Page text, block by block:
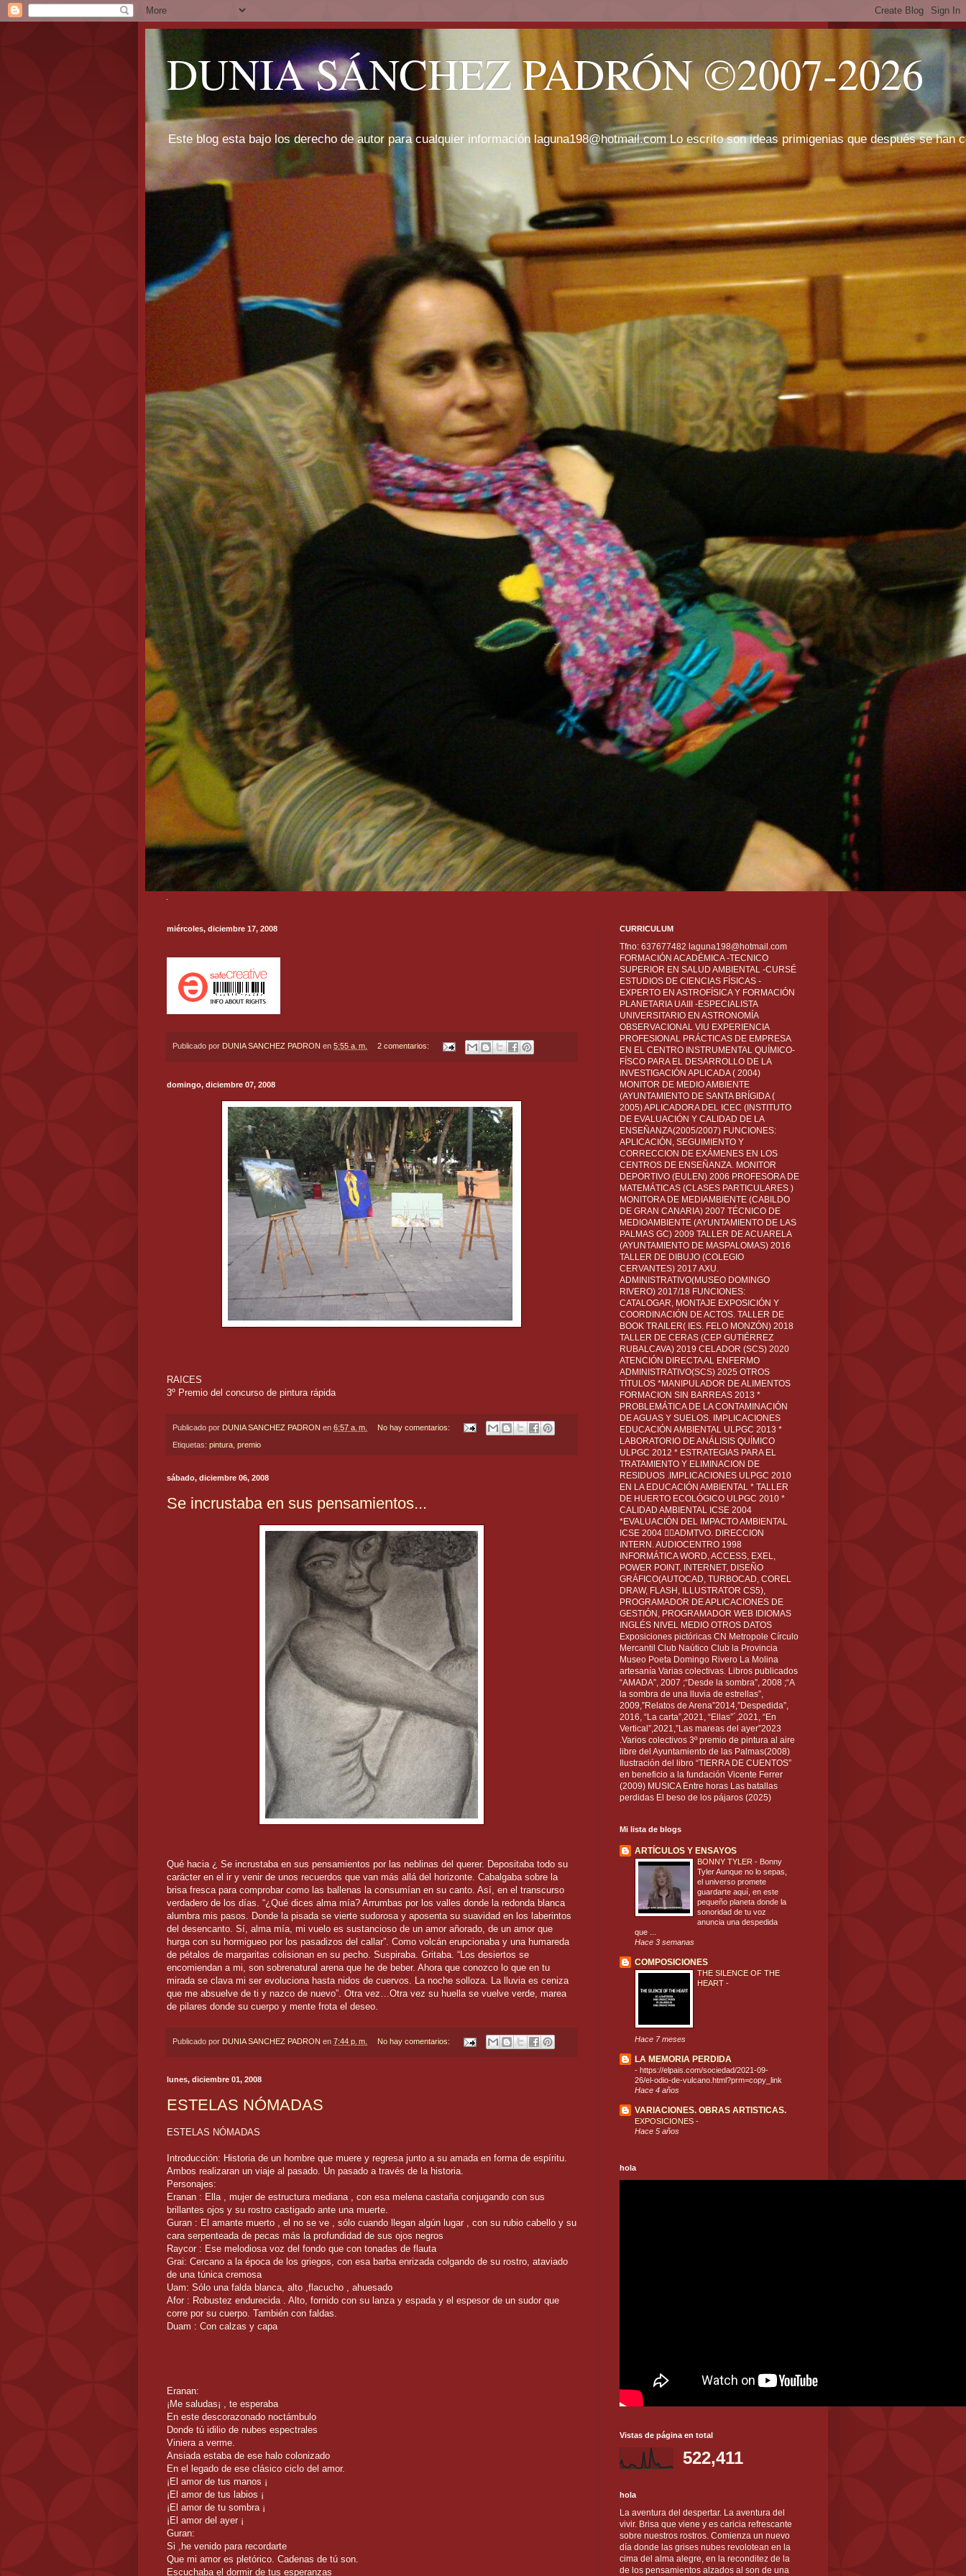
DUNIA SÁNCHEZ PADRÓN ©2007-2026
Este blog esta bajo los derecho de autor para cualquier información laguna198@hotmail.com Lo escrito son ideas primigenias que después se han
miércoles, diciembre 17, 2008
Publicado por DUNIA SANCHEZ PADRON en 5:55 a. m. 2 comentarios:
domingo, diciembre 07, 2008
RAICES
3º Premio del concurso de pintura rápida
Publicado por DUNIA SANCHEZ PADRON en 6:57 a. m. No hay comentarios:
Etiquetas: pintura premio
sábado, diciembre 06, 2008
Se incrustaba en sus pensamientos...
Qué hacia ¿ Se incrustaba en sus pensamientos por las neblinas del querer. Depositaba todo su
carácter en el ir y venir de unos recuerdos que van más allá del horizonte. Cabalgaba sobre la
brisa fresca para comprobar como las ballenas la consumían en su canto. Así, en el transcurso
verdadero de los días. “¿Qué dices alma mía? Arrumbas por los valles donde la redonda blanca
alumbra mis pasos. Donde la pisada se vierte sudorosa y aposenta su suavidad en los laberintos
del desencanto. Sí, alma mía, mi vuelo es sustancioso de un amor añorado, de un amor que
hurga con su hormigueo por los pasadizos del callar”. Como volcán erupcionaba y una humareda
de pétalos de margaritas colisionan en su pecho. Suspiraba. Gritaba. “Los desiertos se
encomiendan a mi, son sobrenatural arena que he de beber. Ahora que conozco lo que en tu
mirada se clava mi ser evoluciona hasta nidos de cuervos. La noche solloza. La lluvia es ceniza
que me absuelve de ti y nazco de nuevo”. Otra vez…Otra vez su huella se vuelve verde, marea
de pilares donde su cuerpo y mente frota el deseo.
Publicado por DUNIA SANCHEZ PADRON en 7:44 p. m. No hay comentarios:
lunes, diciembre 01, 2008
ESTELAS NÓMADAS
ESTELAS NÓMADAS
Introducción: Historia de un hombre que muere y regresa junto a su amada en forma de espíritu.
Ambos realizaran un viaje al pasado. Un pasado a través de la historia.
Personajes:
Eranan : Ella , mujer de estructura mediana , con esa melena castaña conjugando con sus
brillantes ojos y su rostro castigado ante una muerte.
Guran : El amante muerto , el no se ve , sólo cuando llegan algún lugar , con su rubio cabello y su
cara serpenteada de pecas más la profundidad de sus ojos negros
Raycor : Ese melodiosa voz del fondo que con tonadas de flauta
Grai: Cercano a la época de los griegos, con esa barba enrizada colgando de su rostro, ataviado
de una túnica cremosa
Uam: Sólo una falda blanca, alto ,flacucho , ahuesado
Afor : Robustez endurecida . Alto, fornido con su lanza y espada y el espesor de un sudor que
corre por su cuerpo. También con faldas.
Duam : Con calzas y capa
Eranan:
¡Me saludas¡ , te esperaba
En este descorazonado noctámbulo
Donde tú idilio de nubes espectrales
Viniera a verme.
Ansiada estaba de ese halo colonizado
En el legado de ese clásico ciclo del amor.
¡El amor de tus manos ¡
¡El amor de tus labios ¡
¡El amor de tu sombra ¡
¡El amor del ayer ¡
Guran:
Si ,he venido para recordarte
Que mi amor es pletórico. Cadenas de tú son.
Escuchaba el dormir de tus esperanzas
CURRICULUM
Tfno: 637677482 laguna198@hotmail.com
FORMACIÓN ACADÉMICA -TECNICO
SUPERIOR EN SALUD AMBIENTAL -CURSÉ
ESTUDIOS DE CIENCIAS FÍSICAS -
EXPERTO EN ASTROFÍSICA Y FORMACIÓN
PLANETARIA UAIII -ESPECIALISTA
UNIVERSITARIO EN ASTRONOMÍA
OBSERVACIONAL VIU EXPERIENCIA
PROFESIONAL PRÁCTICAS DE EMPRESA
EN EL CENTRO INSTRUMENTAL QUÍMICO-
FÍSCO PARA EL DESARROLLO DE LA
INVESTIGACIÓN APLICADA ( 2004)
MONITOR DE MEDIO AMBIENTE
(AYUNTAMIENTO DE SANTA BRÍGIDA (
2005) APLICADORA DEL ICEC (INSTITUTO
DE EVALUACIÓN Y CALIDAD DE LA
ENSEÑANZA(2005/2007) FUNCIONES:
APLICACIÓN, SEGUIMIENTO Y
CORRECCION DE EXÁMENES EN LOS
CENTROS DE ENSEÑANZA. MONITOR
DEPORTIVO (EULEN) 2006 PROFESORA DE
MATEMÁTICAS (CLASES PARTICULARES )
MONITORA DE MEDIAMBIENTE (CABILDO
DE GRAN CANARIA) 2007 TÉCNICO DE
MEDIOAMBIENTE (AYUNTAMIENTO DE LAS
PALMAS GC) 2009 TALLER DE ACUARELA
(AYUNTAMIENTO DE MASPALOMAS) 2016
TALLER DE DIBUJO (COLEGIO
CERVANTES) 2017 AXU.
ADMINISTRATIVO(MUSEO DOMINGO
RIVERO) 2017/18 FUNCIONES:
CATALOGAR, MONTAJE EXPOSICIÓN Y
COORDINACIÓN DE ACTOS. TALLER DE
BOOK TRAILER( IES. FELO MONZÓN) 2018
TALLER DE CERAS (CEP GUTIÉRREZ
RUBALCAVA) 2019 CELADOR (SCS) 2020
ATENCIÓN DIRECTA AL ENFERMO
ADMINISTRATIVO(SCS) 2025 OTROS
TÍTULOS *MANIPULADOR DE ALIMENTOS
FORMACION SIN BARREAS 2013 *
PROBLEMÁTICA DE LA CONTAMINACIÓN
DE AGUAS Y SUELOS. IMPLICACIONES
EDUCACIÓN AMBIENTAL ULPGC 2013 *
LABORATORIO DE ANÁLISIS QUÍMICO
ULPGC 2012 * ESTRATEGIAS PARA EL
TRATAMIENTO Y ELIMINACION DE
RESIDUOS .IMPLICACIONES ULPGC 2010
EN LA EDUCACIÓN AMBIENTAL * TALLER
DE HUERTO ECOLÓGICO ULPGC 2010 *
CALIDAD AMBIENTAL ICSE 2004
*EVALUACIÓN DEL IMPACTO AMBIENTAL
ICSE 2004 ADMTVO. DIRECCION
INTERN. AUDIOCENTRO 1998
INFORMÁTICA WORD, ACCESS, EXEL,
POWER POINT, INTERNET, DISEÑO
GRÁFICO(AUTOCAD, TURBOCAD, COREL
DRAW, FLASH, ILLUSTRATOR CS5),
PROGRAMADOR DE APLICACIONES DE
GESTIÓN, PROGRAMADOR WEB IDIOMAS
INGLÉS NIVEL MEDIO OTROS DATOS
Exposiciones pictóricas CN Metropole Círculo
Mercantil Club Naútico Club la Provincia
Museo Poeta Domingo Rivero La Molina
artesanía Varias colectivas. Libros publicados
“AMADA”, 2007 ;“Desde la sombra”, 2008 ;“A
la sombra de una lluvia de estrellas”,
2009,”Relatos de Arena”2014,”Despedida”,
2016, “La carta”,2021, “Ellas”´,2021, “En
Vertical”,2021,”Las mareas del ayer”2023
.Varios colectivos 3º premio de pintura al aire
libre del Ayuntamiento de las Palmas(2008)
Ilustración del libro “TIERRA DE CUENTOS”
en beneficio a la fundación Vicente Ferrer
(2009) MUSICA Entre horas Las batallas
perdidas El beso de los pájaros (2025)
Mi lista de blogs
ARTÍCULOS Y ENSAYOS
BONNY TYLER - Bonny
Tyler Aunque no lo sepas,
el universo promete
guardarte aquí, en este
pequeño planeta donde la
sonoridad de tu voz
anuncia una despedida
que ...
Hace 3 semanas
COMPOSICIONES
THE SILENCE OF THE
HEART -
Hace 7 meses
LA MEMORIA PERDIDA
- https://elpais.com/sociedad/2021-09-
26/el-odio-de-vulcano.html?prm=copy_link
Hace 4 años
VARIACIONES. OBRAS ARTISTICAS.
EXPOSICIONES -
Hace 5 años
hola
Vistas de página en total
522,411
hola
La aventura del despertar. La aventura del
vivir. Brisa que viene y es caricia refrescante
sobre nuestros rostros. Comienza un nuevo
día donde las grises nubes revolotean en la
cima del alma alegre, en la reconditez de la
de los pensamientos alzados al son de una